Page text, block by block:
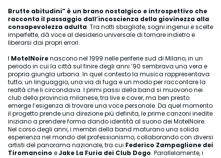
Brutte abitudini” è un brano nostalgico e introspettivo che
racconta il passaggio dall’incoscienza della giovinezza alla
consapevolezza adulta. Tra notti sbagliate, sogni ingenui e scelte
imperfette, dà voce al desiderio universale di tornare indietro e
liberarsi dai propri errori.
I MotelNoirenascono nel 1999 nelle periferie sud di Milano, in un
periodo in cui la città sul finire degli anni ’90 sembrava una vera e
propria giungla urbana. In quel contesto la musica rappresentava
tutto; un linguaggio, una via di fuga e un modo per raccontare la
realtà che li circondava. I primi passi della band si muovono nei
club della provincia milanese, tra live e cover, ma ben presto
emerge l’esigenza di trovare una voce personale. Da quel momento
il progetto prende una direzione più definita, le prime canzoni inedite
iniziano a prendere forma dando identità al suono dei MotelNoire.
Nel corso degli anni, i membri della band maturano una solida
esperienza nel mondo del professionismo, collaborando con diversi
artisti del panorama nazionale, tra cui Federico Zampaglione dei
Tiromancino eJake La Furia dei Club Dogo. Parallelamente, i